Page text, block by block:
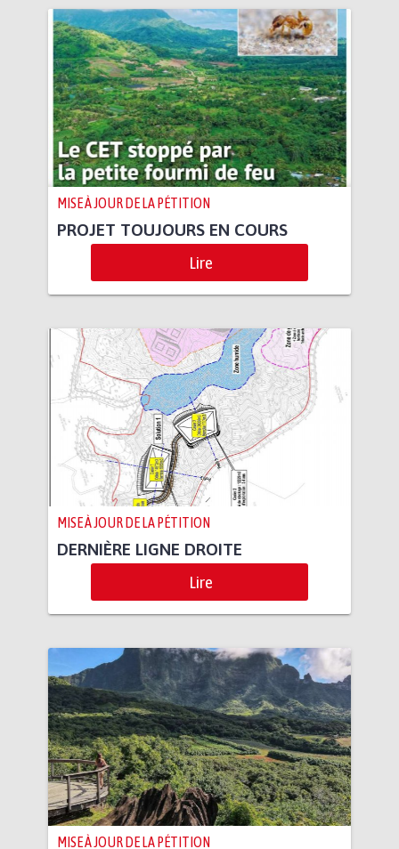
MISE À JOUR DE LA PÉTITION
PROJET TOUJOURS EN COURS
Lire
MISE À JOUR DE LA PÉTITION
DERNIÈRE LIGNE DROITE
Lire
MISE À JOUR DE LA PÉTITION